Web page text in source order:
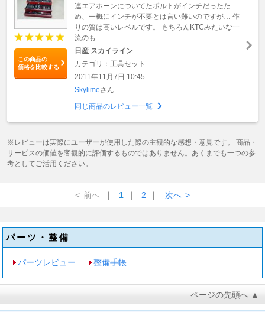
この商品の
価格を比較する
連エアホーンについてたボルトがインチだったた
め、一概にインチが不要とは言い難いのですが… 作
りの質は高いレベルです。 もちろんKTCみたいな一
流のも ...
日産 スカイライン
カテゴリ：工具セット
2011年11月7日 10:45
Skylimeさん
同じ商品のレビュー一覧
※レビューは実際にユーザーが使用した際の主観的な感想・意見です。 商品・
サービスの価値を客観的に評価するものではありません。あくまでも一つの参
考としてご活用ください。
< 前へ ｜ 1 ｜ 2 ｜ 次へ >
パーツ・整備
パーツレビュー 整備手帳
ページの先頭へ ▲